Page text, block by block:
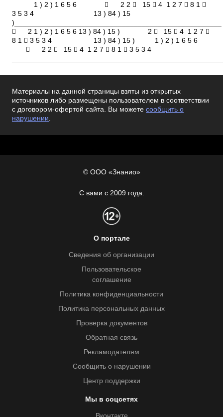
1 ) 2 ) 1 6 5 6  2 2  15  4 1 2 7  8 1 
3 5 3 4 13 ) 84 ) 15
)____________________________________________________
 2 1 ) 2 ) 1 6 5 6 13 ) 84 ) 15 ) 2  15  4 1 2 7 
8 1  3 5 3 4 13 ) 84 ) 15 ) 1 ) 2 ) 1 6 5 6
 2 2  15  4 1 2 7  8 1  3 5 3 4
Материалы на данной страницы взяты из открытых
источников либо размещены пользователем в соответствии
с договором-офертой сайта. Вы можете сообщить о
нарушении.
© ООО «Знанио»
С вами с 2009 года.
О портале
Сведения об организации
Пользовательское
соглашение
Политика конфиденциальности
Политика персональных данных
Проверка документов
Обратная связь
Рекламодателям
Сообщить о нарушении
Центр поддержки
Мы в соцсетях